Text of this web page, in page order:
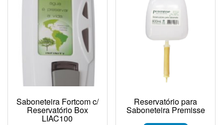
Saboneteira Fortcom c/
Reservatório Box
LIAC100
Reservatório para
Saboneteira Premisse